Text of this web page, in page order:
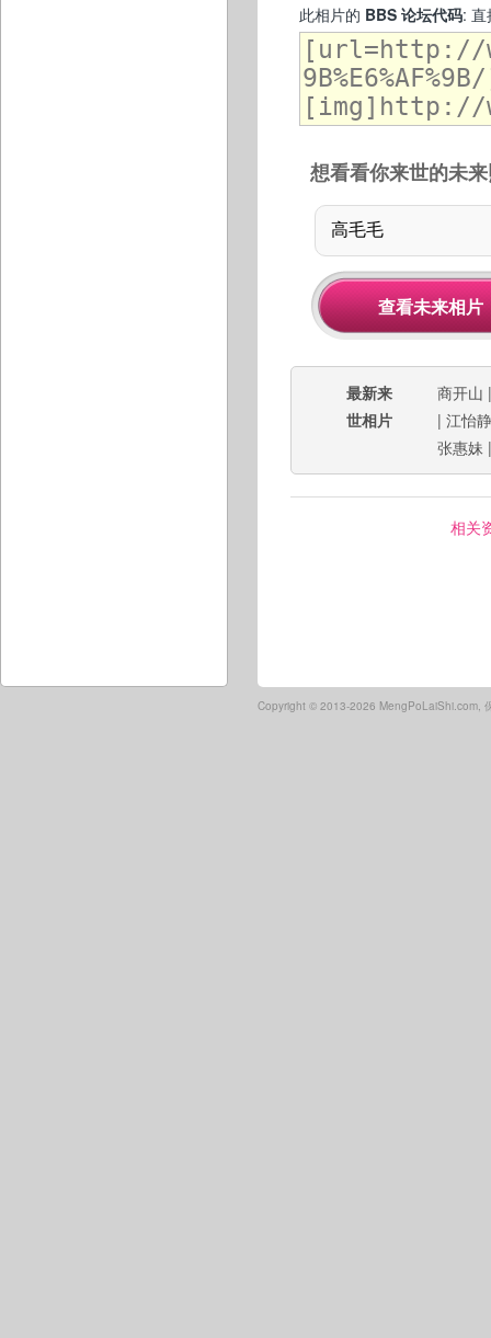
此相片的 BBS 论坛代码: 直
想看看你来世的未
最新来
世相片
商开山
| 江怡
张惠妹
相关
Copyright © 2013-2026 MengPoLaiShi.com,